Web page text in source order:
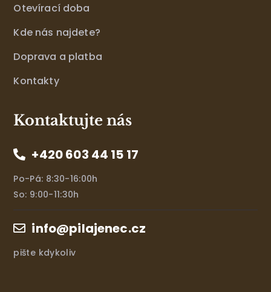
Otevírací doba
Kde nás najdete?
Doprava a platba
Kontakty
Kontaktujte nás
+420 603 44 15 17
Po-Pá: 8:30-16:00h
So: 9:00-11:30h
info@pilajenec.cz
pište kdykoliv